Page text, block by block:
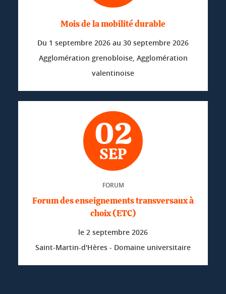
Mois de la mobilité durable
Du 1 septembre 2026 au 30 septembre 2026
Agglomération grenobloise, Agglomération
valentinoise
02
SEP
FORUM
Forum des enseignements transversaux à
choix (ETC)
le 2 septembre 2026
Saint-Martin-d'Hères - Domaine universitaire